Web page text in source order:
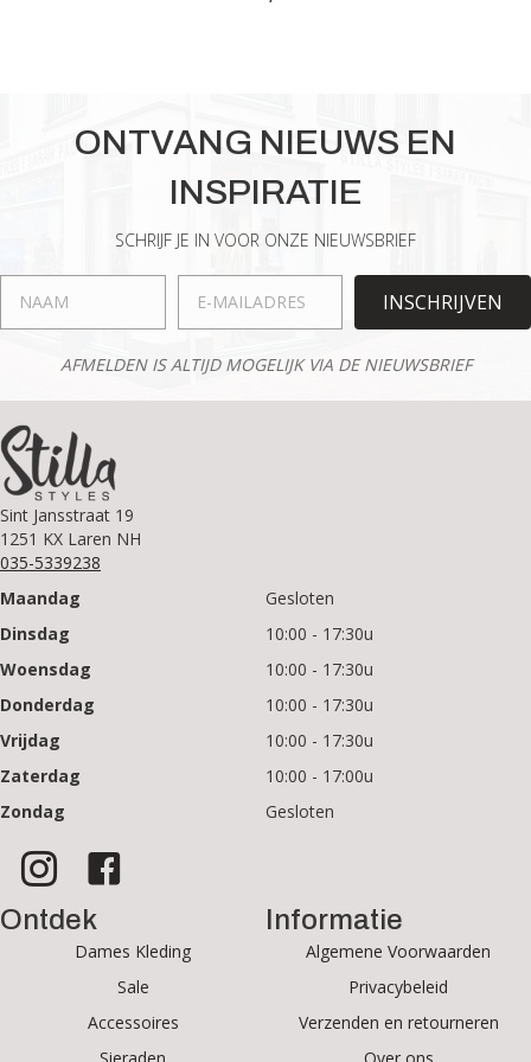
Deze
kan
gekozen
worden
de
productpagina
ONTVANG NIEUWS EN
INSPIRATIE
SCHRIJF JE IN VOOR ONZE NIEUWSBRIEF
INSCHRIJVEN
AFMELDEN IS ALTIJD MOGELIJK VIA DE NIEUWSBRIEF
Sint Jansstraat 19
1251 KX Laren NH
035-5339238
Maandag
Gesloten
Dinsdag
10:00 - 17:30u
Woensdag
10:00 - 17:30u
Donderdag
10:00 - 17:30u
Vrijdag
10:00 - 17:30u
Zaterdag
10:00 - 17:00u
Zondag
Gesloten
Ontdek
Dames Kleding
Sale
Accessoires
Informatie
Algemene Voorwaarden
Privacybeleid
Verzenden en retourneren